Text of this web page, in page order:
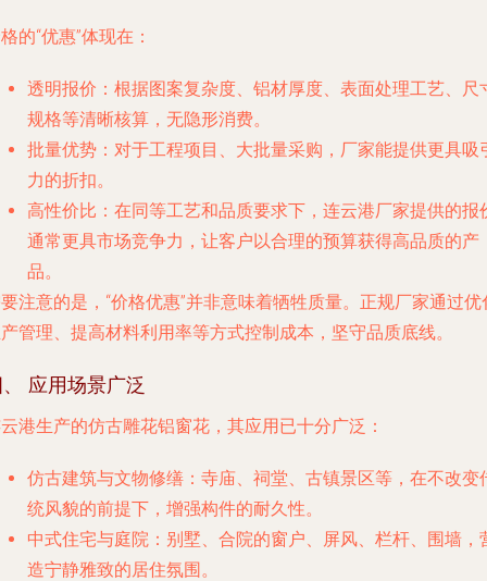
的“优惠”体现在：
透明报价 ：根据图案复杂度、铝材厚度、表面处理工艺、尺
规格等清晰核算，无隐形消费。
批量优势 ：对于工程项目、大批量采购，厂家能提供更具吸
力的折扣。
高性价比 ：在同等工艺和品质要求下，连云港厂家提供的报
通常更具市场竞争力，让客户以合理的预算获得高品质的产
品。
注意的是，“价格优惠”并非意味着牺牲质量。正规厂家通过优
管理、提高材料利用率等方式控制成本，坚守品质底线。
应用场景广泛
港生产的仿古雕花铝窗花，其应用已十分广泛：
仿古建筑与文物修缮 ：寺庙、祠堂、古镇景区等，在不改变
统风貌的前提下，增强构件的耐久性。
中式住宅与庭院 ：别墅、合院的窗户、屏风、栏杆、围墙，
造宁静雅致的居住氛围。